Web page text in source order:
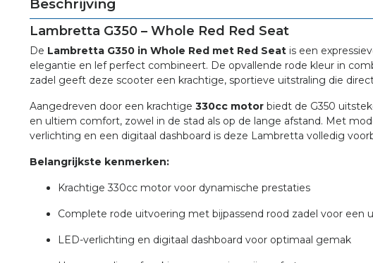
Beschrijving
Lambretta G350 – Whole Red Red Seat
De Lambretta G350 in Whole Red met Red Seat is een
elegantie en lef perfect combineert. De opvallende rode kleur in
zadel geeft deze scooter een krachtige, sportieve uitstraling die
Aangedreven door een krachtige 330cc motor biedt de G350
en ultiem comfort, zowel in de stad als op de lange afstand. Met
verlichting en een digitaal dashboard is deze Lambretta volledig
Belangrijkste kenmerken:
Krachtige 330cc motor voor dynamische prestaties
Complete rode uitvoering met bijpassend rood zadel voor een
LED-verlichting en digitaal dashboard voor optimaal gemak